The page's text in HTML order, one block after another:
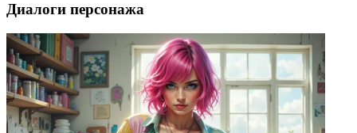
Диалоги персонажа